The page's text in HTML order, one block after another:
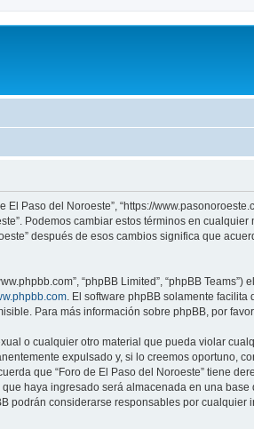
El Paso del Noroeste”, “https://
Podemos cambiar estos términos en
después de esos cambios significa que
“phpBB Limited”, “phpBB
. El software phpBB solamente
Para más información sobre phpBB, por
o cualquier otro material que pueda violar
expulsado y, si lo creemos oportuno,
que “Foro de El Paso del Noroeste” tiene
haya ingresado será almacenada en una
podrán considerarse responsables por